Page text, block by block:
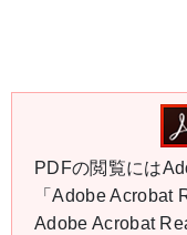
PDFの閲覧には
「Adobe Acrobat
Adobe Acrobat